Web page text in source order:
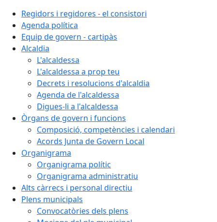
Regidors i regidores - el consistori
Agenda política
Equip de govern - cartipàs
Alcaldia
L'alcaldessa
L'alcaldessa a prop teu
Decrets i resolucions d'alcaldia
Agenda de l'alcaldessa
Digues-li a l'alcaldessa
Òrgans de govern i funcions
Composició, competències i calendari
Acords Junta de Govern Local
Organigrama
Organigrama polític
Organigrama administratiu
Alts càrrecs i personal directiu
Plens municipals
Convocatòries dels plens